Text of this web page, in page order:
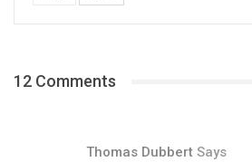
12 Comments
Thomas Dubbert Says